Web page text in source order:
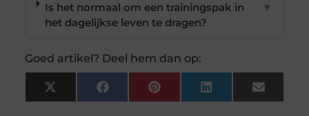
Is het normaal om een trainingspak in
het dagelijkse leven te dragen?
▼
Goed artikel? Deel hem dan op:
X
(Twitter)
FacebookPinterest LinkedIn Email